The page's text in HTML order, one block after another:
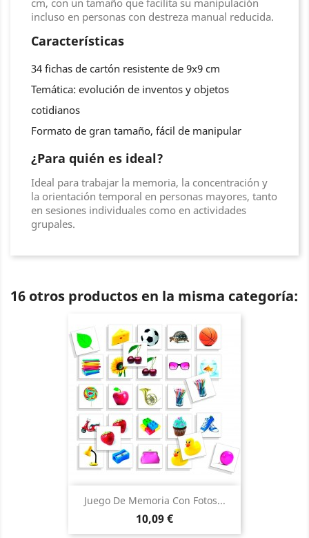
cm, con un tamaño que facilita su manipulación
incluso en personas con destreza manual reducida.
Características
34 fichas de cartón resistente de 9x9 cm
Temática: evolución de inventos y objetos
cotidianos
Formato de gran tamaño, fácil de manipular
¿Para quién es ideal?
Ideal para trabajar la memoria, la concentración y
la orientación temporal en personas mayores, tanto
en sesiones individuales como en actividades
grupales.
16 otros productos en la misma categoría:
Juego De Memoria Con Fotos...
Precio
10,09 €